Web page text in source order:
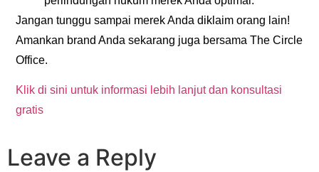
Jangan tunggu sampai merek Anda diklaim orang lain!
Amankan brand Anda sekarang juga bersama The Circle
Office.
Klik di sini untuk informasi lebih lanjut dan konsultasi
gratis
Leave a Reply